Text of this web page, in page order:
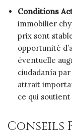
Conditions
immobilier
prix sont
opportunité
éventuelle
ciudadanía
attrait
ce qui
Conseils